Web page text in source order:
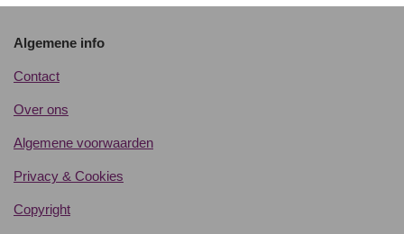
Algemene info
Contact
Over ons
Algemene voorwaarden
Privacy & Cookies
Copyright